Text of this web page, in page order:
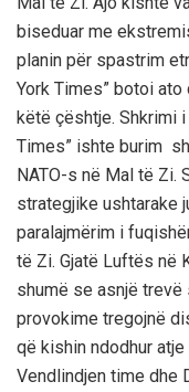
biseduar me
planin pёr spastrim
York Times” botoi
kёtё çёshtje. Shkrimi i
Times” ishte burim
NATO-s nё Mal tё Zi.
strategjike ushtarake
paralajmёrim i
tё Zi. Gjatё Luftёs nё
shumё se asnjё
provokime tregojnё
qё kishin ndodhur
Vendlindjen time dhe